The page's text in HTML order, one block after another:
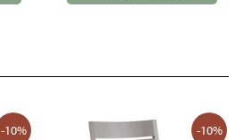
-10% -10%